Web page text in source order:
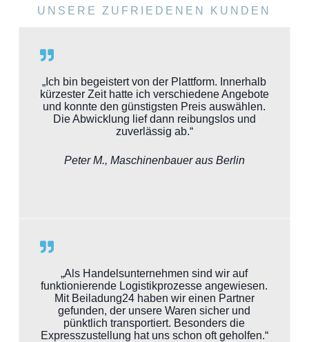
UNSERE ZUFRIEDENEN KUNDEN
„Ich bin begeistert von der Plattform. Innerhalb
kürzester Zeit hatte ich verschiedene Angebote
und konnte den günstigsten Preis auswählen.
Die Abwicklung lief dann reibungslos und
zuverlässig ab.“
Peter M., Maschinenbauer aus Berlin
„Als Handelsunternehmen sind wir auf
funktionierende Logistikprozesse angewiesen.
Mit Beiladung24 haben wir einen Partner
gefunden, der unsere Waren sicher und
pünktlich transportiert. Besonders die
Expresszustellung hat uns schon oft geholfen.“